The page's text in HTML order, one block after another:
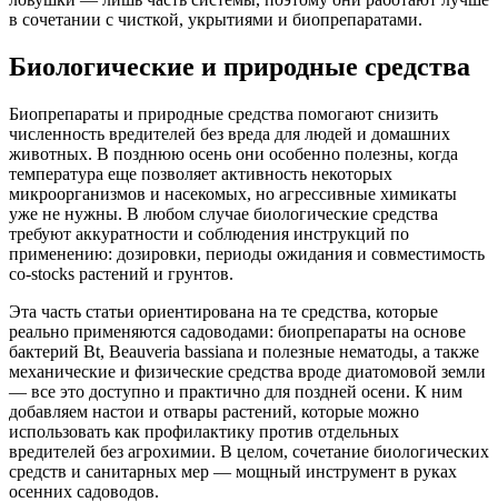
в сочетании с чисткой, укрытиями и биопрепаратами.
Биологические и природные средства
Биопрепараты и природные средства помогают снизить
численность вредителей без вреда для людей и домашних
животных. В позднюю осень они особенно полезны, когда
температура еще позволяет активность некоторых
микроорганизмов и насекомых, но агрессивные химикаты
уже не нужны. В любом случае биологические средства
требуют аккуратности и соблюдения инструкций по
применению: дозировки, периоды ожидания и совместимость
со-stocks растений и грунтов.
Эта часть статьи ориентирована на те средства, которые
реально применяются садоводами: биопрепараты на основе
бактерий Bt, Beauveria bassiana и полезные нематоды, а также
механические и физические средства вроде диатомовой земли
— все это доступно и практично для поздней осени. К ним
добавляем настои и отвары растений, которые можно
использовать как профилактику против отдельных
вредителей без агрохимии. В целом, сочетание биологических
средств и санитарных мер — мощный инструмент в руках
осенних садоводов.